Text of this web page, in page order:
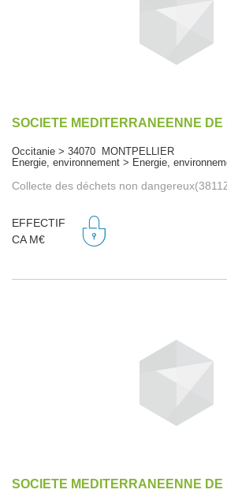
SOCIETE MEDITERRANEENNE DE
Occitanie > 34070 MONTPELLIER
Energie, environnement > Energie,
Collecte des déchets non
EFFECTIF
CA M€
SOCIETE MEDITERRANEENNE DE